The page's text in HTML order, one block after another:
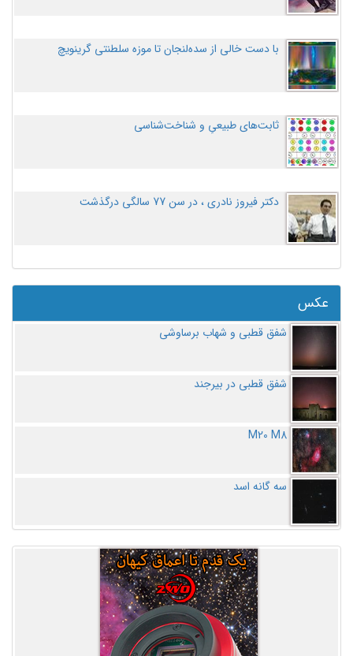
با دست خالی از سده‌لنجان تا موزه سلطنتی گرینویچ
ثابت‌های طبیعیِ و شناخت‌شناسی
دکتر فیروز نادری ، در سن 77 سالگی درگذشت
عکس
شفق قطبی و شهاب برساوشی
شفق قطبی در بیرجند
M20 M8
سه گانه اسد